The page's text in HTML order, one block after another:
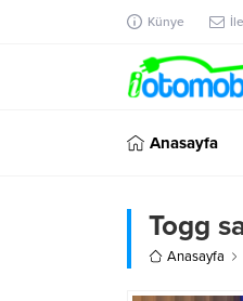
Künye
Anasayfa
Togg
Anasayfa